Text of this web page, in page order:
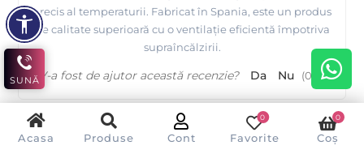
Acasa Produse Cont Favorite
0
Coș
0
precis al temperaturii. Fabricat în Spania, este un produs
de calitate superioară cu o ventilație eficientă împotriva
supraîncălzirii.
V-a fost de ajutor această recenzie? Da Nu (0 0)
SUNĂ